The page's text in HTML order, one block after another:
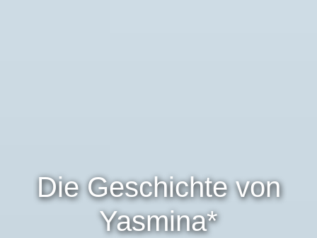
Die Geschichte von
Yasmina*